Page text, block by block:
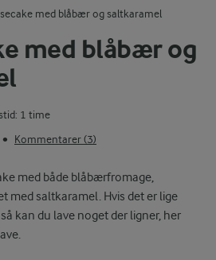
med blåbær og
1 time
• Kommentarer (3)
med både blåbærfromage,
med saltkaramel. Hvis det er lige
kan du lave noget der ligner, her
med blåbær og saltkaramel